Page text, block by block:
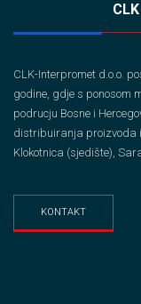
CLK-Interpromet d.o.o.
godine, gdje s ponosom
podrucju Bosne i
distribuiranja proizvoda
Klokotnica (sjedište),
KONTAKT